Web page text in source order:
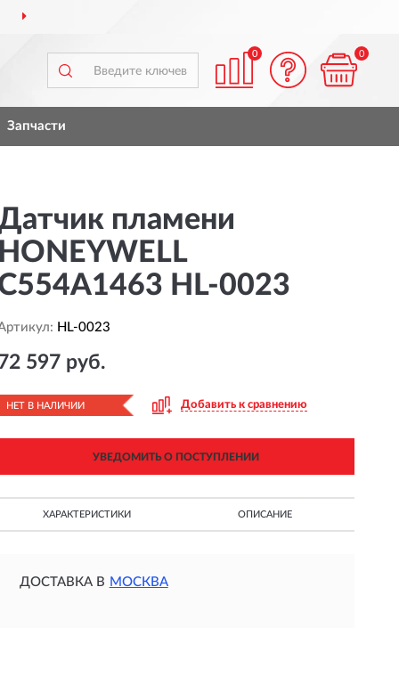
РОССИИ
0 0
Запчасти
пламени
HL-0023
HL-0023
597 руб.
НЕТ В НАЛИЧИИ Добавить к сравнению
УВЕДОМИТЬ О ПОСТУПЛЕНИИ
ХАРАКТЕРИСТИКИ ОПИСАНИЕ
ДОСТАВКА В МОСКВА